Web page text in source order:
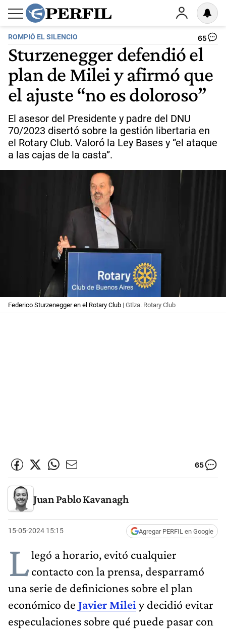
ROMPIÓ EL SILENCIO 65
Sturzenegger defendió el
plan de Milei y afirmó que
el ajuste “no es doloroso”
El asesor del Presidente y padre del DNU
70/2023 disertó sobre la gestión libertaria en
el Rotary Club. Valoró la Ley Bases y “el ataque
a las cajas de la casta”.
Federico Sturzenegger en el Rotary Club | Gtlza. Rotary Club
65
Juan Pablo Kavanagh
15-05-2024 15:15 Agregar PERFIL en Google
Llegó a horario, evitó cualquier
contacto con la prensa, desparramó
una serie de definiciones sobre el plan
económico de Javier Milei y decidió evitar
especulaciones sobre qué puede pasar con